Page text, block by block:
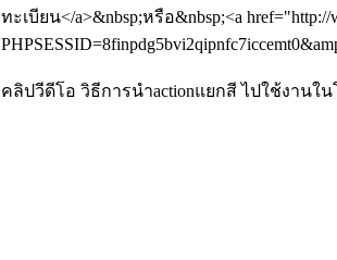
ทะเบียน</a>&nbsp;หรือ&nbsp;<a href="http://
คลิปวีดีโอ วิธีการนำactionแยกสี ไปใช้งานใ